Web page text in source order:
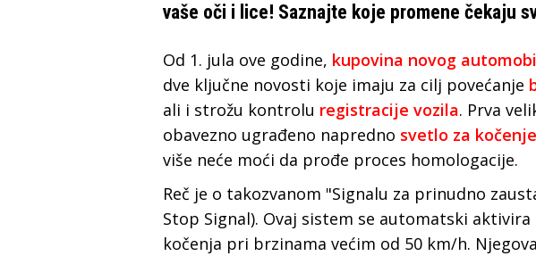
vaše oči i lice! Saznajte koje promene čekaju
Od 1. jula ove godine, kupovina novog
dve ključne novosti koje imaju za cilj povećanje
ali i strožu kontrolu registracije vozila. Prva
obavezno ugrađeno napredno svetlo za kočenje
više neće moći da prođe proces homologacije.
Reč je o takozvanom "Signalu za prinudno
Stop Signal). Ovaj sistem se automatski
kočenja pri brzinama većim od 50 km/h.